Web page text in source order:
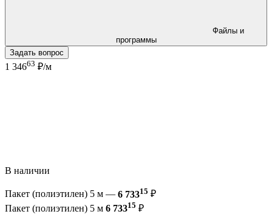
программы
Задать вопрос
1 34663 ₽/м
В наличии
Пакет (полиэтилен) 5 м — 6 73315 ₽
Пакет (полиэтилен) 5 м 6 73315 ₽